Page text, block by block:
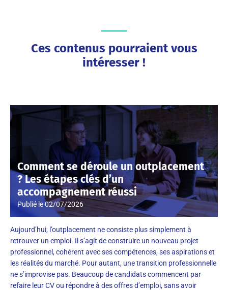
Ces contenus pourraient vous
intéresser !
Comment se déroule un outplacement
? Les étapes clés d’un
accompagnement réussi
Publié le02/07/2026
Aujourd’hui, l’outplacement ne consiste plus simplement à
retrouver un emploi. Il s’agit de construire un nouveau projet
professionnel, cohérent avec ses compétences, ses aspirations et
les réalités du marché. Pour autant, une transition professionnelle
ne s’improvise pas. Beaucoup de candidats commencent par
refaire leur CV ou répondre à des offres d’emploi, sans avoir